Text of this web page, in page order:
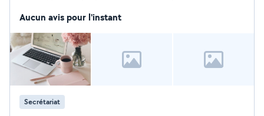
Aucun avis pour l'instant
Secrétariat